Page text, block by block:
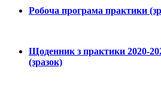
Робоча програма практики
Щоденник з практики 2020-
(зразок)